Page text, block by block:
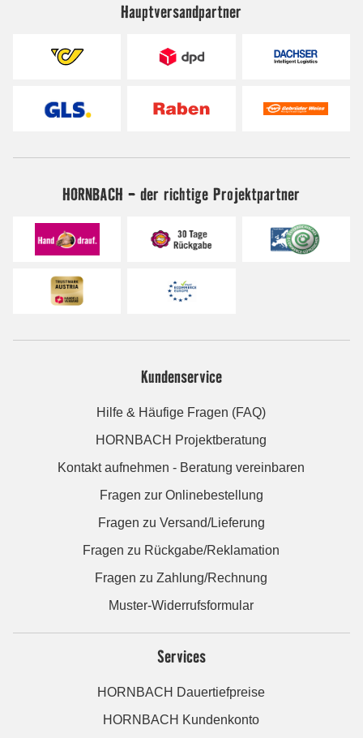
Hauptversandpartner
HORNBACH - der richtige Projektpartner
Kundenservice
Hilfe & Häufige Fragen (FAQ)
HORNBACH Projektberatung
Kontakt aufnehmen - Beratung vereinbaren
Fragen zur Onlinebestellung
Fragen zu Versand/Lieferung
Fragen zu Rückgabe/Reklamation
Fragen zu Zahlung/Rechnung
Muster-Widerrufsformular
Services
HORNBACH Dauertiefpreise
HORNBACH Kundenkonto